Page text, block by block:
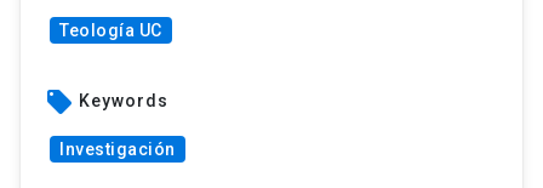
Teología UC
local_offer Keywords
Investigación